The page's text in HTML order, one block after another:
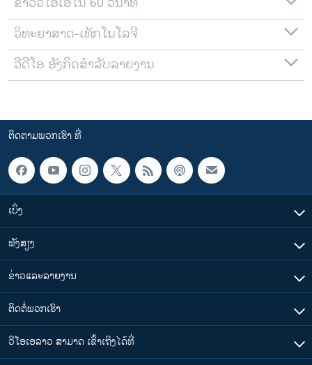
ວິທະຍາສາດ-ເທັກໂນໂລຈີ
ວີດີໂອ ອັງກິດສຳລັບລາຍງານ
ຕິດຕາມພວກເຮົາ ທີ່
ເບິ່ງ
ຟັງສຽງ
ຂ່າວແລະລາຍງານ
ຕິດຕໍ່ພວກເຮົາ
ວີໂອເອລາວ ສາມາດ ເຂົ້າເຖິງໄດ້ທີ່